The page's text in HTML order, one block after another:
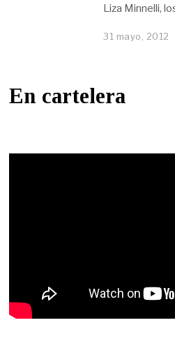
Liza Minnelli,
31 mayo, 2012
En cartelera